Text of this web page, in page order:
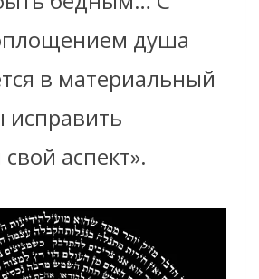
душа
в материальный
аспект».